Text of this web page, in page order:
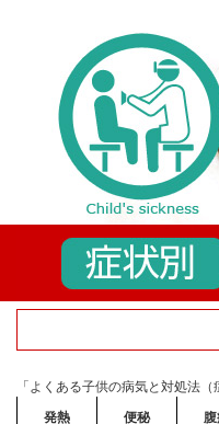
「よくある子供の病気と対処法
発熱
便秘